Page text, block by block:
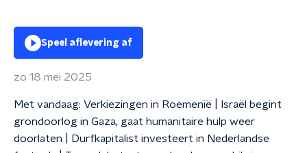
Speel aflevering af
zo 18 mei 2025
Met vandaag: Verkiezingen in Roemenië | Israël begint
grondoorlog in Gaza, gaat humanitaire hulp weer
doorlaten | Durfkapitalist investeert in Nederlandse